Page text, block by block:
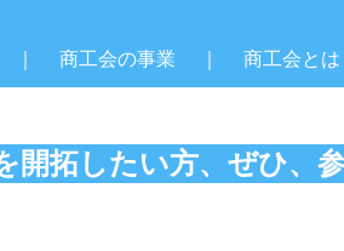
商工会の事業 商工会とは
開拓したい方、ぜひ、